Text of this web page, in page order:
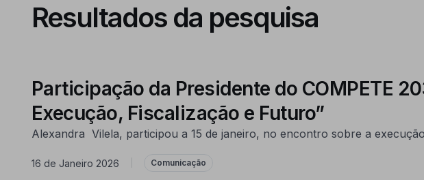
Resultados da pesquisa
Participação da Presidente do COMPETE
Execução, Fiscalização e Futuro”
Alexandra Vilela, participou a 15 de janeiro, no encontro sobre a
16 de Janeiro 2026 Comunicação